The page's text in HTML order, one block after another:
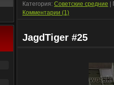
Категория: Советские средние
Комментарии (1)
JagdTiger #25